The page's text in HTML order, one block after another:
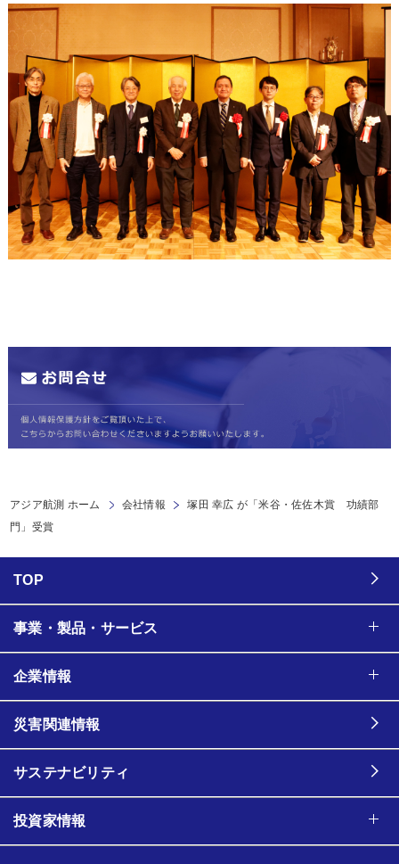
アジア航測 ホーム 会社情報
塚田 幸広 が「米谷・佐佐木賞 功績部
門」受賞
TOP
事業・製品・サービス
企業情報
災害関連情報
サステナビリティ
投資家情報